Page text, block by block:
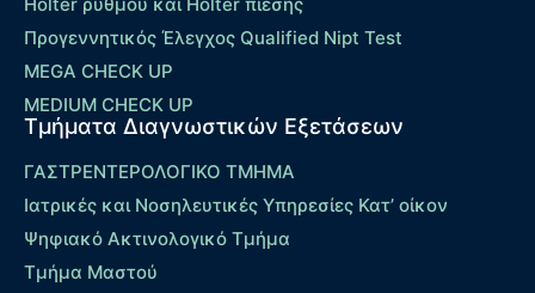
Προγεννητικός Έλεγχος Qualified Nipt Test
MEGA CHECK UP
MEDIUM CHECK UP
Τμήματα Διαγνωστικών Εξετάσεων
ΓΑΣΤΡΕΝΤΕΡΟΛΟΓΙΚΟ ΤΜΗΜΑ
Ιατρικές και Νοσηλευτικές Υπηρεσίες Κατ’ οίκον
Ψηφιακό Ακτινολογικό Τμήμα
Τμήμα Μαστού